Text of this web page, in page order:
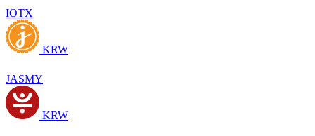
IOTX
KRW
JASMY
KRW